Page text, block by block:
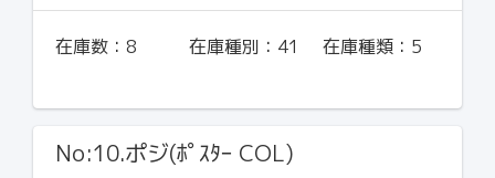
在庫数： 8 在庫種別： 41 在庫種類： 5
No:10.ポジ(ﾎﾟｽﾀｰ COL)